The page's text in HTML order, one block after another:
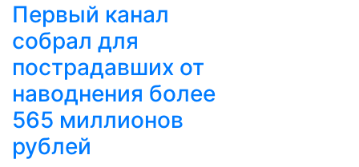
Первый канал
собрал для
пострадавших от
наводнения более
565 миллионов
рублей